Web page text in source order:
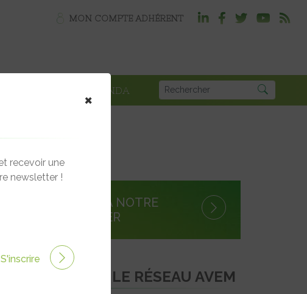
MON COMPTE ADHÉRENT
AGENDA
S'INSCRIRE À NOTRE
NEWSLETTER
REJOINDRE LE RÉSEAU AVEM
×
recevoir une
newsletter !
S'inscrire